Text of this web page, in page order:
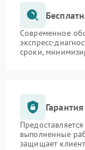
Современное
экспресс-
сроки,
выполненные
защищает